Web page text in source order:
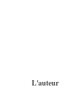
L'auteur